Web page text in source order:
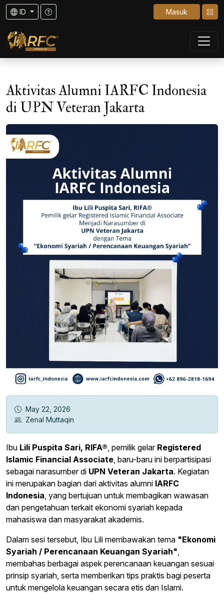
ID Masuk
Aktivitas Alumni IARFC Indonesia
di UPN Veteran Jakarta
May 22, 2026
Zenal Muttaqin
Ibu Lili Puspita Sari, RIFA®, pemilik gelar Registered
Islamic Financial Associate, baru-baru ini berpartisipasi
sebagai narasumber di UPN Veteran Jakarta. Kegiatan
ini merupakan bagian dari aktivitas alumni IARFC
Indonesia, yang bertujuan untuk membagikan wawasan
dan pengetahuan terkait ekonomi syariah kepada
mahasiswa dan masyarakat akademis.
Dalam sesi tersebut, Ibu Lili membawakan tema "Ekonomi
Syariah / Perencanaan Keuangan Syariah",
membahas berbagai aspek perencanaan keuangan sesuai
prinsip syariah, serta memberikan tips praktis bagi peserta
untuk mengelola keuangan secara etis dan Islami.